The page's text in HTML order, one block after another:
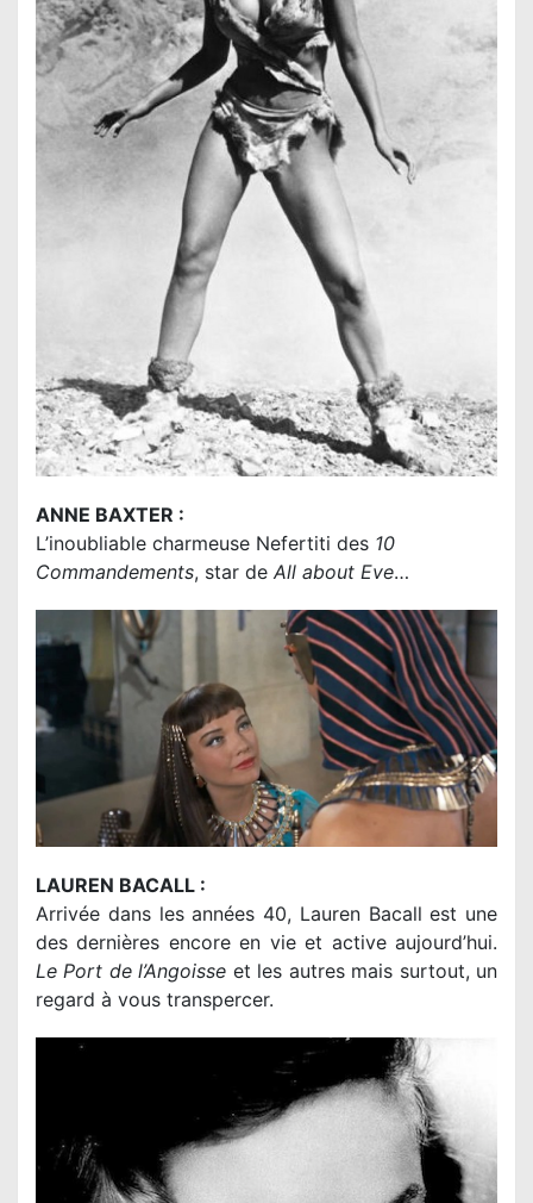
ANNE BAXTER :
L’inoubliable charmeuse Nefertiti des 10
Commandements, star de All about Eve…
LAUREN BACALL :
Arrivée dans les années 40, Lauren Bacall est une
des dernières encore en vie et active aujourd’hui.
Le Port de l’Angoisse et les autres mais surtout, un
regard à vous transpercer.